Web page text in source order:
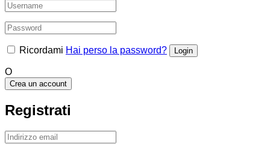
Ricordami Hai perso la password?
O
Crea un account
Registrati